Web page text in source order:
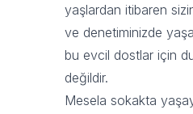
yaşlardan itibaren
ve denetiminizde
bu evcil dostlar için
değildir.
Mesela sokakta